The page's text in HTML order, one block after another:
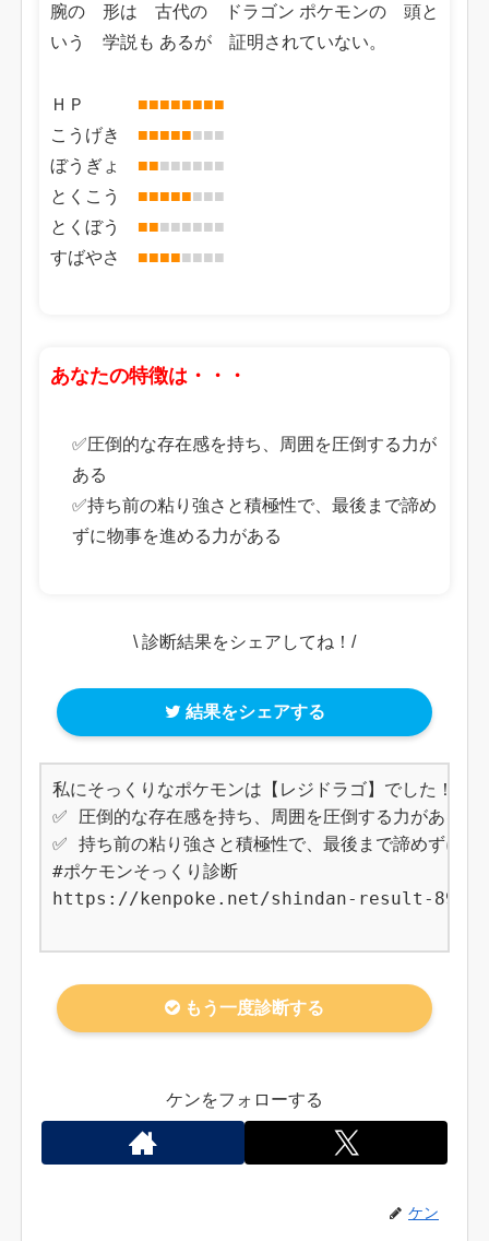
腕の 形は 古代の ドラゴン ポケモンの 頭と
いう 学説も あるが 証明されていない。
ＨＰ ■■■■■■■■
こうげき ■■■■■■■■
ぼうぎょ ■■■■■■■■
とくこう ■■■■■■■■
とくぼう ■■■■■■■■
すばやさ ■■■■■■■■
あなたの特徴は・・・
✅圧倒的な存在感を持ち、周囲を圧倒する力が
ある
✅持ち前の粘り強さと積極性で、最後まで諦め
ずに物事を進める力がある
\ 診断結果をシェアしてね！/
結果をシェアする
私にそっくりなポケモンは【レジドラゴ】でした！
✅ 圧倒的な存在感を持ち、周囲を圧倒する力がある
✅ 持ち前の粘り強さと積極性で、最後まで諦めずに物
#ポケモンそっくり診断
https://kenpoke.net/shindan-result-895
もう一度診断する
ケンをフォローする
ケン